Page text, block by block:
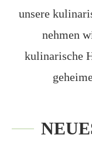
unsere
nehmen
kulinarische